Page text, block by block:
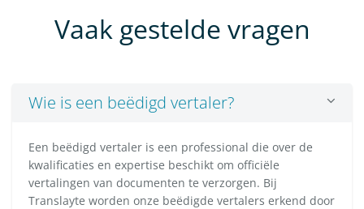
Vaak gestelde vragen
Wie is een beëdigd vertaler?
Een beëdigd vertaler is een professional die over de
kwalificaties en expertise beschikt om officiële
vertalingen van documenten te verzorgen. Bij
Translayte worden onze beëdigde vertalers erkend door